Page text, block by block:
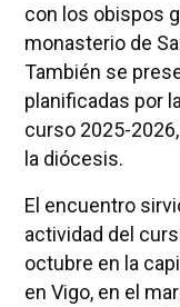
con los obispos
monasterio de
También se
planificadas por
curso 2025-
la diócesis.
El encuentro
actividad del
octubre en la
en Vigo, en el